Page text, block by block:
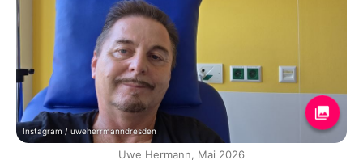
Instagram / uweherrmanndresden
Uwe Hermann, Mai 2026